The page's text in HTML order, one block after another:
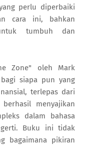
perlu diperbaiki
cara ini, bahkan
tumbuh dan
Zone" oleh Mark
siapa pun yang
terlepas dari
menyajikan
dalam bahasa
Buku ini tidak
bagaimana pikiran